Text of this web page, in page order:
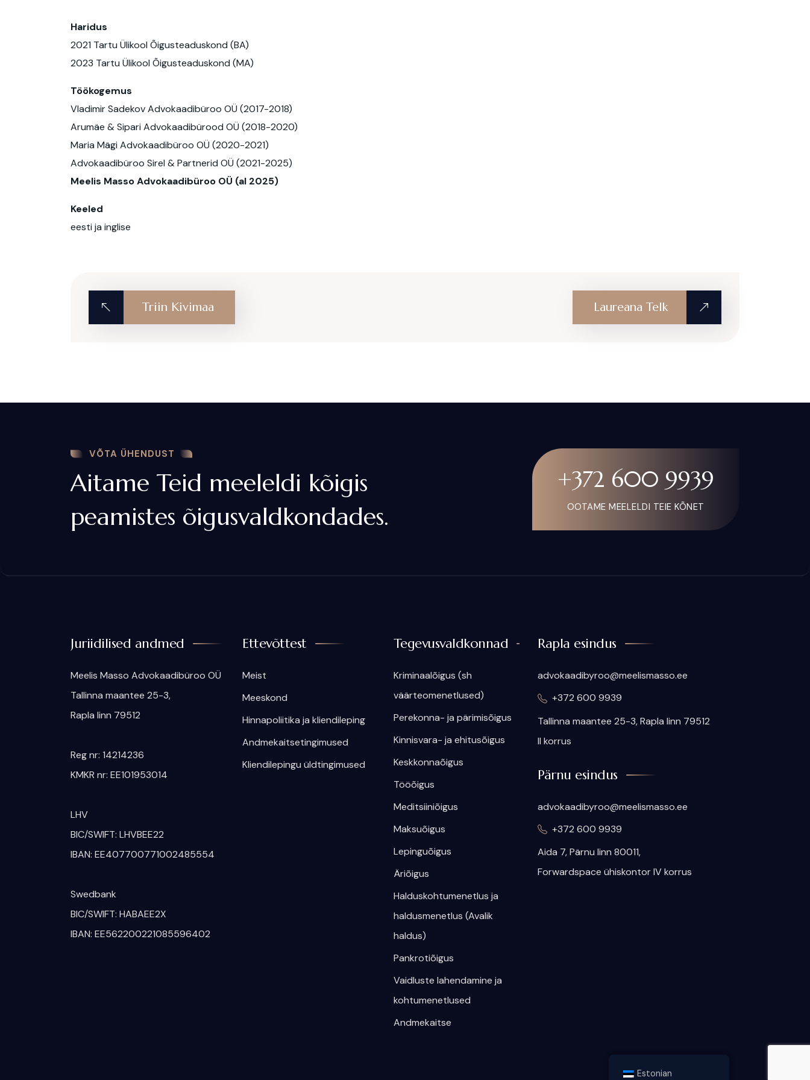
Haridus
2021 Tartu Ülikool Õigusteaduskond (BA)
2023 Tartu Ülikool Õigusteaduskond (MA)
Töökogemus
Vladimir Sadekov Advokaadibüroo OÜ (2017-2018)
Arumäe & Sipari Advokaadibürood OÜ (2018-2020)
Maria Mägi Advokaadibüroo OÜ (2020-2021)
Advokaadibüroo Sirel & Partnerid OÜ (2021-2025)
Meelis Masso Advokaadibüroo OÜ (al 2025)
Keeled
eesti ja inglise​
Triin Kivimaa Laureana Telk
VÕTA ÜHENDUST
Aitame Teid meeleldi kõigis
peamistes õigusvaldkondades.
+372 600 9939
OOTAME MEELELDI TEIE KÕNET
Juriidilised andmed
Meelis Masso Advokaadibüroo OÜ
​Tallinna maantee 25-3,
Rapla linn 79512
Reg nr: 14214236
KMKR nr: EE101953014
LHV
BIC/SWIFT: LHVBEE22
IBAN: EE407700771002485554
Swedbank
BIC/SWIFT: HABAEE2X
IBAN: EE562200221085596402
Ettevõttest
Meist
Meeskond
Hinnapoliitika ja kliendileping
Andmekaitsetingimused
Kliendilepingu üldtingimused
Tegevusvaldkonnad
Kriminaalõigus (sh
väärteomenetlused)
Perekonna- ja pärimisõigus
Kinnisvara- ja ehitusõigus
Keskkonnaõigus
Tööõigus
Meditsiiniõigus
Maksuõigus
Lepinguõigus
Äriõigus
Halduskohtumenetlus ja
haldusmenetlus (Avalik
haldus)
Pankrotiõigus
Vaidluste lahendamine ja
kohtumenetlused
Andmekaitse
Rapla esindus
advokaadibyroo@meelismasso.ee
+372 600 9939
​Tallinna maantee 25-3, Rapla linn 79512
II korrus
Pärnu esindus
advokaadibyroo@meelismasso.ee
+372 600 9939
​Aida 7, Pärnu linn 80011,
Forwardspace ühiskontor IV korrus
Estonian